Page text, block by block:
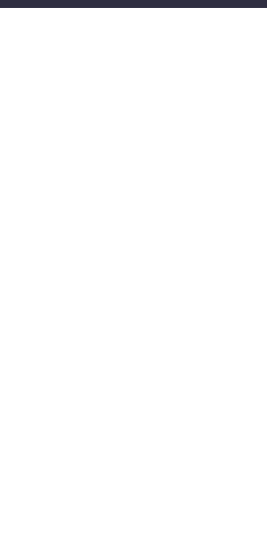
Annullationsversicherung.